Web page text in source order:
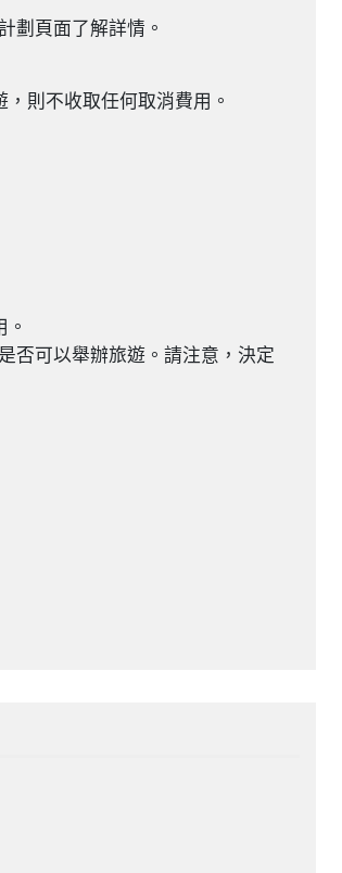
劃頁面了解詳情。
則不收取任何取消費用。
否可以舉辦旅遊。請注意，決定